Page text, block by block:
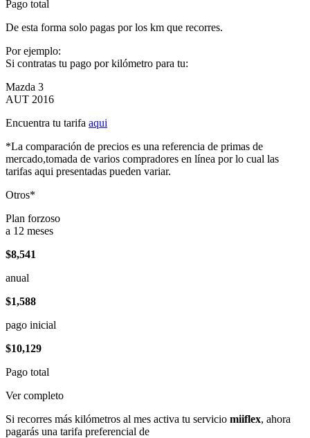
Pago total
De esta forma solo pagas por los km que recorres.
Por ejemplo:
Si contratas tu pago por kilómetro para tu:
Mazda 3
AUT 2016
Encuentra tu tarifa aqui
*La comparación de precios es una referencia de primas de
mercado,tomada de varios compradores en línea por lo cual las
tarifas aqui presentadas pueden variar.
Otros*
Plan forzoso
a 12 meses
$8,541
anual
$1,588
pago inicial
$10,129
Pago total
Ver completo
Si recorres más kilómetros al mes activa tu servicio miiflex, ahora
pagarás una tarifa preferencial de